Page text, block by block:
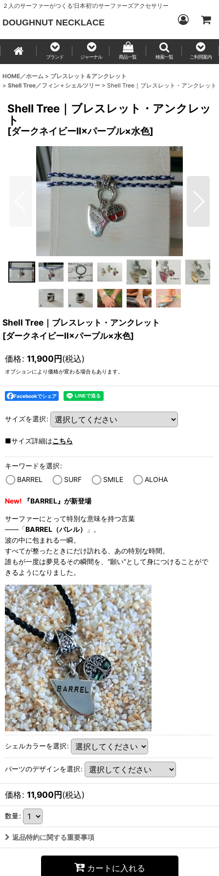
２人のサーファーがつくる‘日本初’のサーファーズアクセサリー
DOUGHNUT NECKLACE
ブランド ジャーナル 商品一覧 検索一覧 ご利用案内
HOME／ホーム > ブレスレット＆アンクレット
> Shell Tree／フィン＋シェルツリー > Shell Tree｜ブレスレット・アンクレット
Shell Tree｜ブレスレット・アンクレッ
ト
[ダークネイビーII×パープル×水色]
Shell Tree｜ブレスレット・アンクレット
[ダークネイビーII×パープル×水色]
価格: 11,900円(税込)
オプションにより価格が変わる場合もあります。
Facebookでシェア
サイズを選択:
■サイズ詳細はこちら
キーワードを選択:
BARREL
SURF SMILE ALOHA
New! 『BARREL』が新登場
サーファーにとって特別な意味を持つ言葉
——「BARREL（バレル）
」。
波の中に包まれる一瞬。
すべてが整ったときにだけ訪れる、あの特別な時間。
誰もが一度は夢見るその瞬間を、“願い”として身につけることがで
きるようになりました。
シェルカラーを選択:
パーツのデザインを選択:
価格: 11,900円(税込)
数量:
返品特約に関する重要事項
カートに入れる